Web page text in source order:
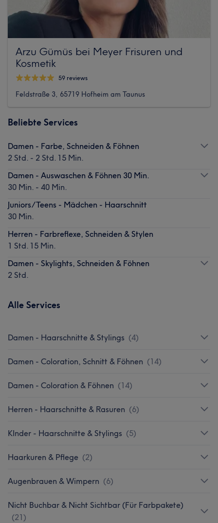
Arzu Gümüs bei Meyer Frisuren und
Kosmetik
59 reviews
Feldstraße 3, 65719 Hofheim am Taunus
Beliebte Services
Damen - Farbe, Schneiden & Föhnen
2 Std. - 2 Std. 15 Min.
Damen - Auswaschen & Föhnen 30 Min.
30 Min. - 40 Min.
Juniors/Teens - Mädchen - Haarschnitt
30 Min.
Herren - Farbreflexe, Schneiden & Stylen
1 Std. 15 Min.
Damen - Skylights, Schneiden & Föhnen
2 Std.
Alle Services
Damen - Haarschnitte & Stylings (4)
Damen - Coloration, Schnitt & Föhnen (14)
Damen - Coloration & Föhnen (14)
Herren - Haarschnitte & Rasuren (6)
KInder - Haarschnitte & Stylings (5)
Haarkuren & Pflege (2)
Augenbrauen & Wimpern (6)
Nicht Buchbar & Nicht Sichtbar (Für Farbpakete)
(21)